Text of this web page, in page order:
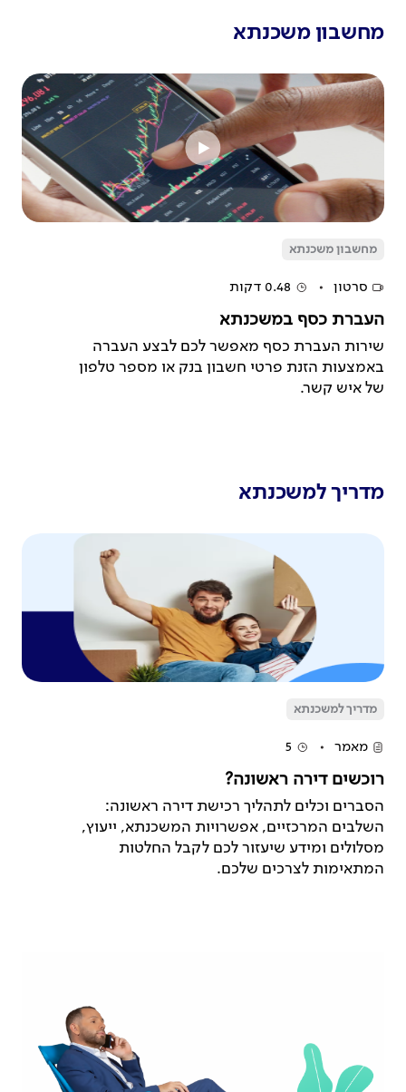
מחשבון משכנתא
מחשבון משכנתא
סרטון 0.48 דקות
העברת כסף במשכנתא
שירות העברת כסף מאפשר לכם לבצע העברה
באמצעות הזנת פרטי חשבון בנק או מספר טלפון
של איש קשר.
מדריך למשכנתא
מדריך למשכנתא
מאמר 5
רוכשים דירה ראשונה?
הסברים וכלים לתהליך רכישת דירה ראשונה:
השלבים המרכזיים, אפשרויות המשכנתא, ייעוץ,
מסלולים ומידע שיעזור לכם לקבל החלטות
המתאימות לצרכים שלכם.